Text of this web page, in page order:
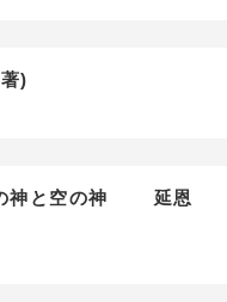
)
神と空の神 延恩